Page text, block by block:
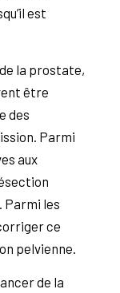
est
la prostate,
être
des
Parmi
aux
Parmi les
ce
pelvienne.
de la